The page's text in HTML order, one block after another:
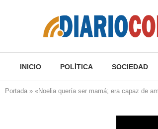
INICIO POLÍTICA SOCIEDAD
Portada » «Noelia quería ser mamá; era capaz de